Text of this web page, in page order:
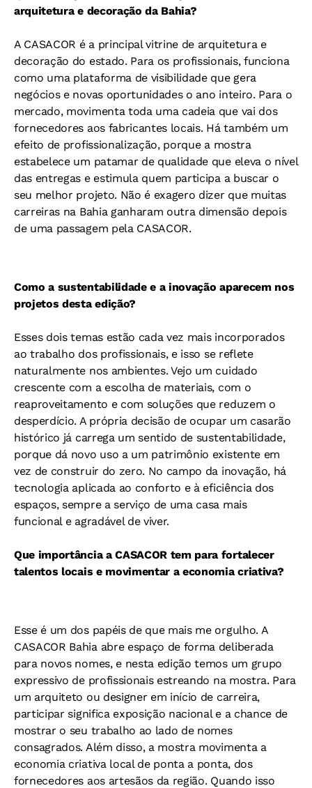
arquitetura e decoração da Bahia?
A CASACOR é a principal vitrine de arquitetura e
decoração do estado. Para os profissionais, funciona
como uma plataforma de visibilidade que gera
negócios e novas oportunidades o ano inteiro. Para o
mercado, movimenta toda uma cadeia que vai dos
fornecedores aos fabricantes locais. Há também um
efeito de profissionalização, porque a mostra
estabelece um patamar de qualidade que eleva o nível
das entregas e estimula quem participa a buscar o
seu melhor projeto. Não é exagero dizer que muitas
carreiras na Bahia ganharam outra dimensão depois
de uma passagem pela CASACOR.
Como a sustentabilidade e a inovação aparecem nos
projetos desta edição?
Esses dois temas estão cada vez mais incorporados
ao trabalho dos profissionais, e isso se reflete
naturalmente nos ambientes. Vejo um cuidado
crescente com a escolha de materiais, com o
reaproveitamento e com soluções que reduzem o
desperdício. A própria decisão de ocupar um casarão
histórico já carrega um sentido de sustentabilidade,
porque dá novo uso a um patrimônio existente em
vez de construir do zero. No campo da inovação, há
tecnologia aplicada ao conforto e à eficiência dos
espaços, sempre a serviço de uma casa mais
funcional e agradável de viver.
Que importância a CASACOR tem para fortalecer
talentos locais e movimentar a economia criativa?
Esse é um dos papéis de que mais me orgulho. A
CASACOR Bahia abre espaço de forma deliberada
para novos nomes, e nesta edição temos um grupo
expressivo de profissionais estreando na mostra. Para
um arquiteto ou designer em início de carreira,
participar significa exposição nacional e a chance de
mostrar o seu trabalho ao lado de nomes
consagrados. Além disso, a mostra movimenta a
economia criativa local de ponta a ponta, dos
fornecedores aos artesãos da região. Quando isso